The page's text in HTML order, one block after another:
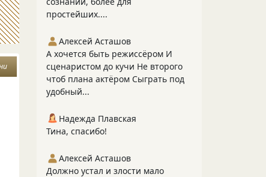
простейших....
Алексей Асташов
А хочется быть режиссёром И
сценаристом до кучи Не второго
чтоб плана актёром Сыграть под
удобный...
Надежда Плавская
Тина, спасибо!
Алексей Асташов
Должно устал и злости мало